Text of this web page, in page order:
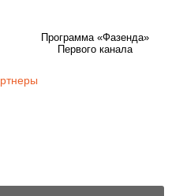
Программа «Фазенда»
Первого канала